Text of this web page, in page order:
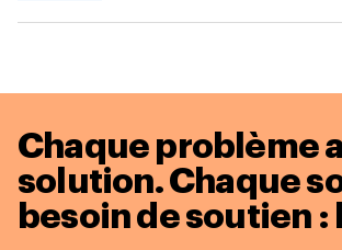
Chaque problème
solution.Chaque
besoin de soutien :